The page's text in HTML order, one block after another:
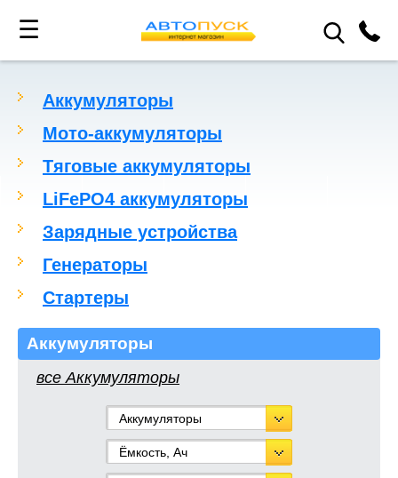
☰
Аккумуляторы
Мото-аккумуляторы
Тяговые аккумуляторы
LiFePO4 аккумуляторы
Зарядные устройства
Генераторы
Стартеры
Аккумуляторы
все Аккумуляторы
Аккумуляторы
Ёмкость, Ач